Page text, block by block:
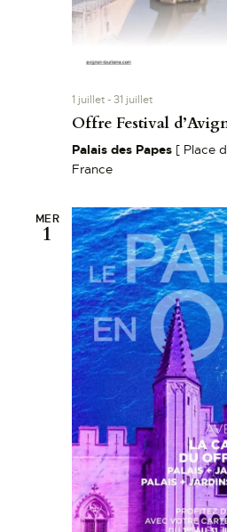
Offre Festival
1 juillet-31 juillet
Palais des Papes [ Place
France
MER
1